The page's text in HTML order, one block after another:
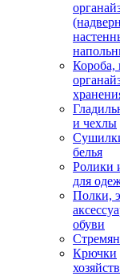
Короба,
и чехлы
белья
Ролики
для
Полки,
обуви
Крючки